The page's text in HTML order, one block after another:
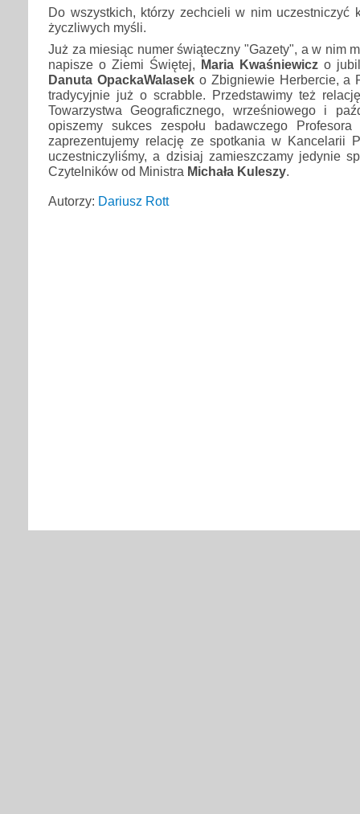
Do wszystkich, którzy zechcieli w nim uczestniczyć
życzliwych myśli.
Już za miesiąc numer świąteczny "Gazety", a w nim
napisze o Ziemi Świętej, Maria Kwaśniewicz o
Danuta OpackaWalaseko Zbigniewie Herbercie, a
tradycyjnie już o scrabble. Przedstawimy też
Towarzystwa Geograficznego, wrześniowego i
opiszemy sukces zespołu badawczego Profesora
zaprezentujemy relację ze spotkania w Kancelarii
uczestniczyliśmy, a dzisiaj zamieszczamy jedynie
Czytelników od Ministra Michała Kuleszy.
Autorzy: Dariusz Rott